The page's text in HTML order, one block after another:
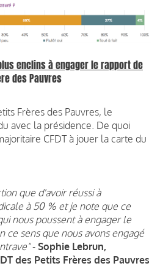
enclins à engager le rapport de
des Pauvres
Frères des Pauvres, le
avec la présidence. De quoi
CFDT à jouer la carte du
que d'avoir réussi à
à 50 % et je note que ce
nous poussent à engager le
ce sens que nous avons engagé
- Sophie Lebrun,
des Petits Frères des Pauvres